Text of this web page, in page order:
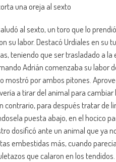
una oreja al sexto
al sexto, un toro que lo
su labor. Destacó Urdiales en
teniendo que ser trasladado a
Adrián comenzaba su labor
mostró por ambos pitones.
a tirar del animal para
contrario, para después tratar de
puesta abajo, en el hocico
dosificó ante un animal que ya
embestidas más, cuando
que calaron en los